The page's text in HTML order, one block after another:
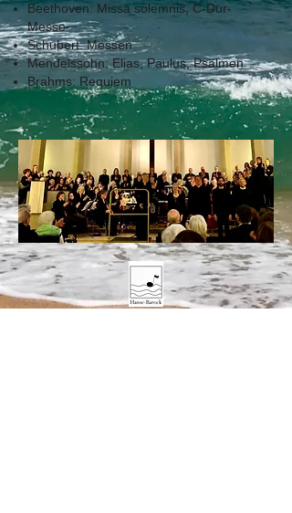
Beethoven: Missa solemnis, C-Dur-
Messe
Schubert: Messen
Mendelssohn: Elias, Paulus, Psalmen
Brahms: Requiem